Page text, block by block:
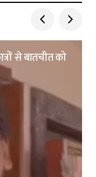
से बातचीत को